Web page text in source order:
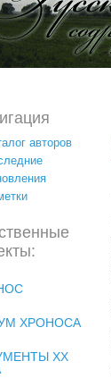
авторов
ХРОНОСА
XX